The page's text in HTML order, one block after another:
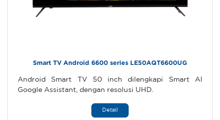
Smart TV Android 6600 series LE50AQT6600UG
Android Smart TV 50 inch dilengkapi Smart AI
Google Assistant, dengan resolusi UHD.
Detail